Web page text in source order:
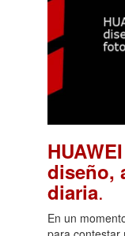
diseño,
diaria.
En un